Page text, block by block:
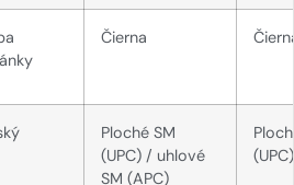
Čierna
Ploché SM
(UPC) / uhlové
SM (APC)
(UPC)